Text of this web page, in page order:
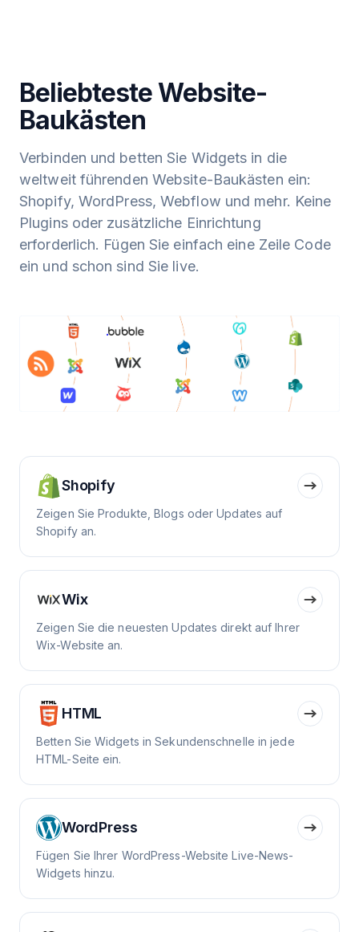
Beliebteste Website-
Baukästen
Verbinden und betten Sie Widgets in die
weltweit führenden Website-Baukästen ein:
Shopify, WordPress, Webflow und mehr. Keine
Plugins oder zusätzliche Einrichtung
erforderlich. Fügen Sie einfach eine Zeile Code
ein und schon sind Sie live.
Shopify
Zeigen Sie Produkte, Blogs oder Updates auf
Shopify an.
Wix
Zeigen Sie die neuesten Updates direkt auf Ihrer
Wix-Website an.
HTML
Betten Sie Widgets in Sekundenschnelle in jede
HTML-Seite ein.
WordPress
Fügen Sie Ihrer WordPress-Website Live-News-
Widgets hinzu.